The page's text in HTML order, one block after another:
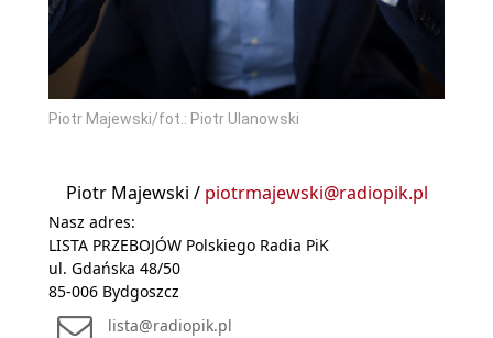
Piotr Majewski/fot.: Piotr Ulanowski
Piotr Majewski / piotrmajewski@radiopik.pl
Nasz adres:
LISTA PRZEBOJÓW Polskiego Radia PiK
ul. Gdańska 48/50
85-006 Bydgoszcz
lista@radiopik.pl